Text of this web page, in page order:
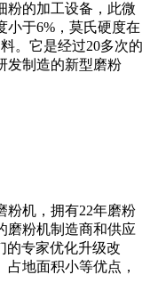
粉的加工设备，此微
小于6%，莫氏硬度在
。它是经过20多次的
发制造的新型磨粉
粉机，拥有22年磨粉
磨粉机制造商和供应
的专家优化升级改
地面积小等优点，